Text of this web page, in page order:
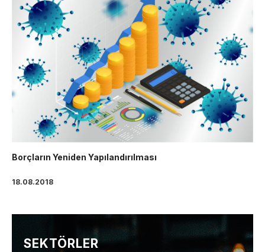
Borçların Yeniden Yapılandırılması
18.08.2018
SEKTÖRLER